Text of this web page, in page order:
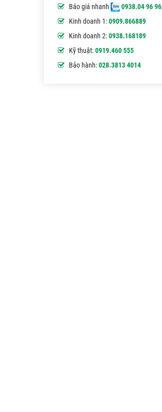
Báo giá nhanh
0938.04 96 96
Kinh doanh 1:0909.866889
Kinh doanh 2:0938.168189
Kỹ thuật:0919.460 555
Bảo hành:028.3813 4014